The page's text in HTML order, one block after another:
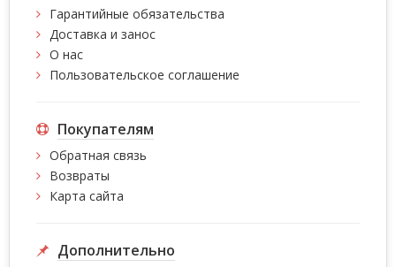
Гарантийные обязательства
Доставка и занос
О нас
Пользовательское соглашение
Покупателям
Обратная связь
Возвраты
Карта сайта
Дополнительно